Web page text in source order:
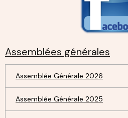
Assemblées générales
Assemblée Générale 2026
Assemblée Générale 2025